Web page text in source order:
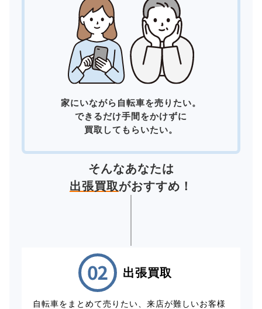
家にいながら自転車を売りたい。
できるだけ手間をかけずに
買取してもらいたい。
そんなあなたは
出張買取がおすすめ！
出張買取
自転車をまとめて売りたい、来店が難しいお客様